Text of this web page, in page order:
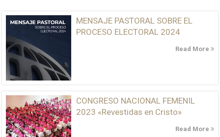
MENSAJE PASTORAL SOBRE EL
PROCESO ELECTORAL 2024
Read More
CONGRESO NACIONAL FEMENIL
2023 «Revestidas en Cristo»
Read More